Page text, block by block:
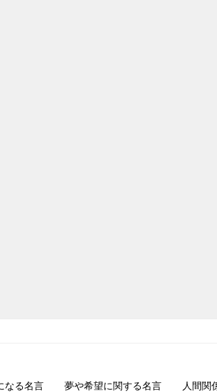
なる名言 夢や希望に関する名言 人間関